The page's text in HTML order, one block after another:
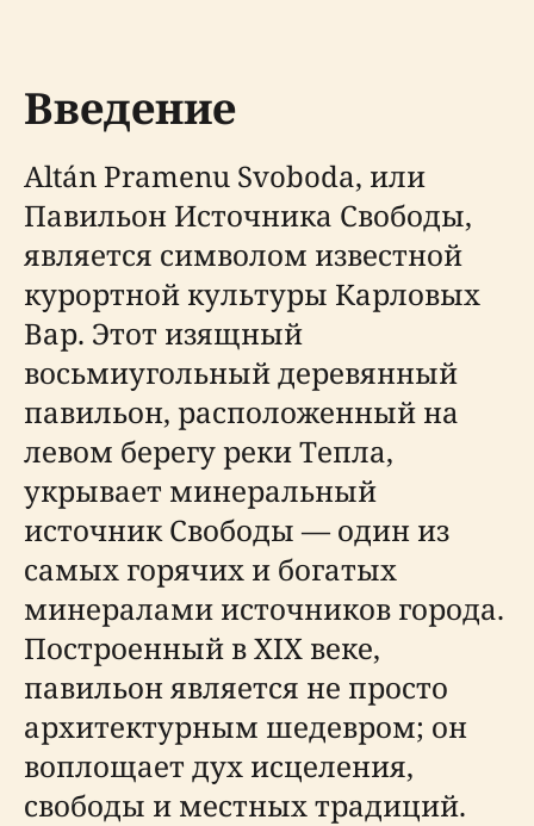
Введение
Altán Pramenu Svoboda, или
Павильон Источника Свободы,
является символом известной
курортной культуры Карловых
Вар. Этот изящный
восьмиугольный деревянный
павильон, расположенный на
левом берегу реки Тепла,
укрывает минеральный
источник Свободы — один из
самых горячих и богатых
минералами источников города.
Построенный в XIX веке,
павильон является не просто
архитектурным шедевром; он
воплощает дух исцеления,
свободы и местных традиций.